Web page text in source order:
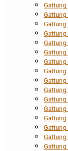
Gattung
Gattung
Gattung
Gattung
Gattung
Gattung
Gattung
Gattung